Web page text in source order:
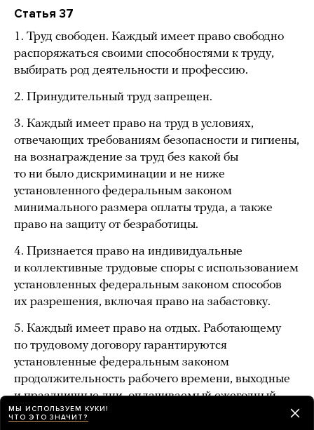
Статья 37
1. Труд свободен. Каждый имеет право свободно
распоряжаться своими способностями к труду,
выбирать род деятельности и профессию.
2. Принудительный труд запрещен.
3. Каждый имеет право на труд в условиях,
отвечающих требованиям безопасности и гигиены,
на вознаграждение за труд без какой бы
то ни было дискриминации и не ниже
установленного федеральным законом
минимального размера оплаты труда, а также
право на защиту от безработицы.
4. Признается право на индивидуальные
и коллективные трудовые споры с использованием
установленных федеральным законом способов
их разрешения, включая право на забастовку.
5. Каждый имеет право на отдых. Работающему
по трудовому договору гарантируются
установленные федеральным законом
продолжительность рабочего времени, выходные
и праздничные дни, оплачиваемый ежегодный
отпуск.
МЫ ИСПОЛЬЗУЕМ КУКИ!
ЧТО ЭТО ЗНАЧИТ?